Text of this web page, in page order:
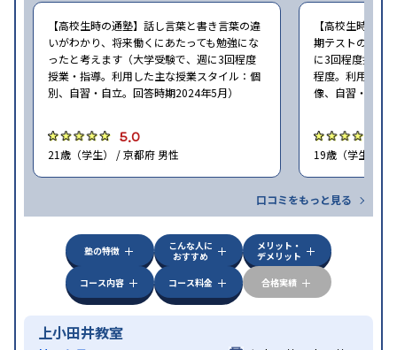
【高校生時の通塾】話し言葉と書き言葉の違
いがわかり、将来働くにあたっても勉強にな
ったと考えます（大学受験で、週に3回程度
授業・指導。利用した主な授業スタイル：個
別、自習・自立。回答時期2024年5月）
5.0
21歳（学生） / 京都府 男性
【高校生時の通
期テストの点数
に3回程度授業
程度。利用した
像、自習・自立
19歳（学生） /
口コミをもっと見る
塾の特徴
こんな人に
おすすめ
メリット・
デメリット
コース内容
コース料金 合格実績
上小田井教室